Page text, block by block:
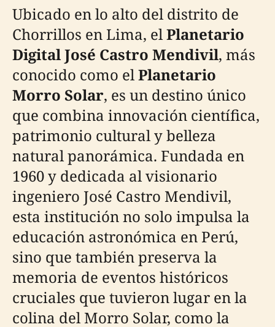
Ubicado en lo alto del distrito de
Chorrillos en Lima, elPlanetario
Digital José Castro Mendivil, más
conocido como elPlanetario
Morro Solar, es un destino único
que combina innovación científica,
patrimonio cultural y belleza
natural panorámica. Fundada en
1960 y dedicada al visionario
ingeniero José Castro Mendivil,
esta institución no solo impulsa la
educación astronómica en Perú,
sino que también preserva la
memoria de eventos históricos
cruciales que tuvieron lugar en la
colina del Morro Solar, como la